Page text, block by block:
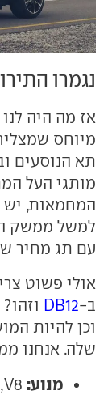
נגמרו
אז מה היה
מיוחס
תא הנוסעים
מותגי העל
המחמאות, יש
למשל ממשק
עם תג מחיר
אולי פשוט
ב-DB12
וכן להיות
שלה. אנחנו
מנוע: